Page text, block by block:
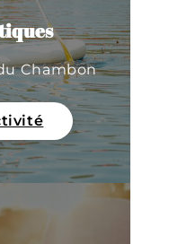
Chambon